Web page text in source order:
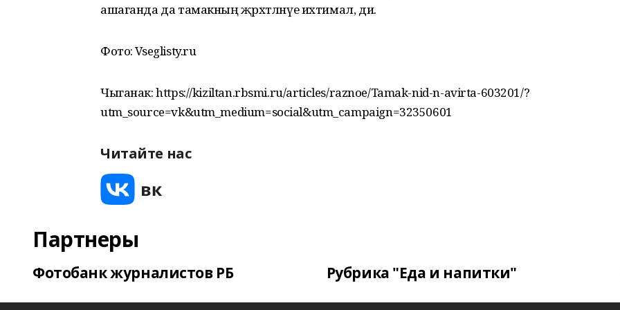
ашаганда да тамакның җәрәхәтләнүе ихтимал, ди.
Фото: Vseglisty.ru
Чыганак: https://kiziltan.rbsmi.ru/articles/raznoe/Tamak-nid-n-avirta-603201/?
utm_source=vk&utm_medium=social&utm_campaign=32350601
Читайте нас
Партнеры
Фотобанк журналистов РБ Рубрика "Еда и напитки"